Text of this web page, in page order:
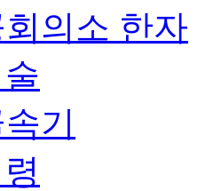
의소 한자
기